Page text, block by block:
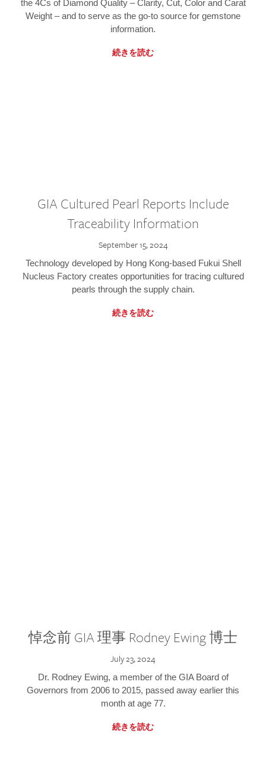
the 4Cs of Diamond Quality – Clarity, Cut, Color and Carat
Weight – and to serve as the go-to source for gemstone
information.
続きを読む
GIA Cultured Pearl Reports Include
Traceability Information
September 15, 2024
Technology developed by Hong Kong-based Fukui Shell
Nucleus Factory creates opportunities for tracing cultured
pearls through the supply chain.
続きを読む
悼念前 GIA 理事 Rodney Ewing 博士
July 23, 2024
Dr. Rodney Ewing, a member of the GIA Board of
Governors from 2006 to 2015, passed away earlier this
month at age 77.
続きを読む